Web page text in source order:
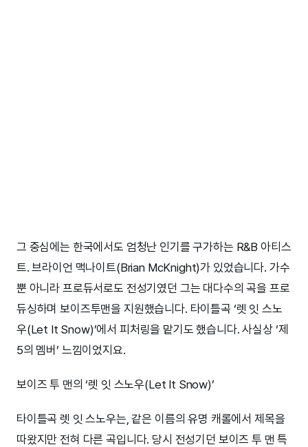
그 중심에는 한국에서도 엄청난 인기를 구가하는 R&B 아티스
트. 브라이언 맥나이트(Brian McKnight)가 있었습니다. 가수
뿐 아니라 프로듀서로도 전성기였던 그는 대다수의 곡을 프로
듀싱하며 보이즈투맨을 지원했습니다. 타이틀곡 ‘렛 잇 스노
우(Let It Snow)’에서 피처링을 맡기도 했습니다. 사실상 ‘제
5의 멤버’ 느낌이었지요.
보이즈 투 맨의 ‘렛 잇 스노우(Let It Snow)’
타이틀곡 렛 잇 스노우는, 같은 이름의 유명 캐롤에서 제목을
따왔지만 전혀 다른 곡입니다. 당시 전성기던 보이즈 투 맨 특